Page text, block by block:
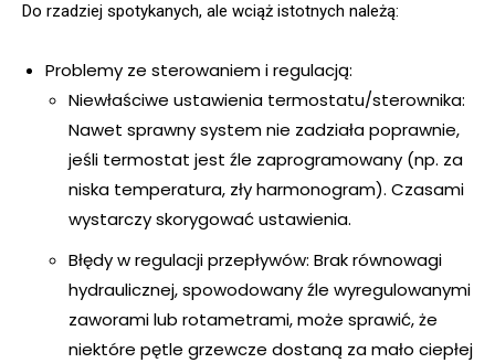
Do rzadziej spotykanych, ale wciąż istotnych należą:
Problemy ze sterowaniem i regulacją:
Niewłaściwe ustawienia termostatu/sterownika:
Nawet sprawny system nie zadziała poprawnie,
jeśli termostat jest źle zaprogramowany (np. za
niska temperatura, zły harmonogram). Czasami
wystarczy skorygować ustawienia.
Błędy w regulacji przepływów: Brak równowagi
hydraulicznej, spowodowany źle wyregulowanymi
zaworami lub rotametrami, może sprawić, że
niektóre pętle grzewcze dostaną za mało ciepłej